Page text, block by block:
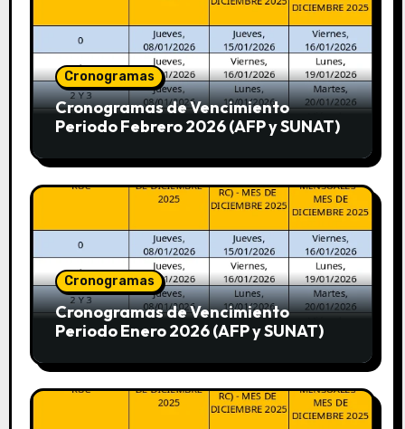
Cronogramas
Cronogramas de Vencimiento
Periodo Febrero 2026 (AFP y SUNAT)
Cronogramas
Cronogramas de Vencimiento
Periodo Enero 2026 (AFP y SUNAT)